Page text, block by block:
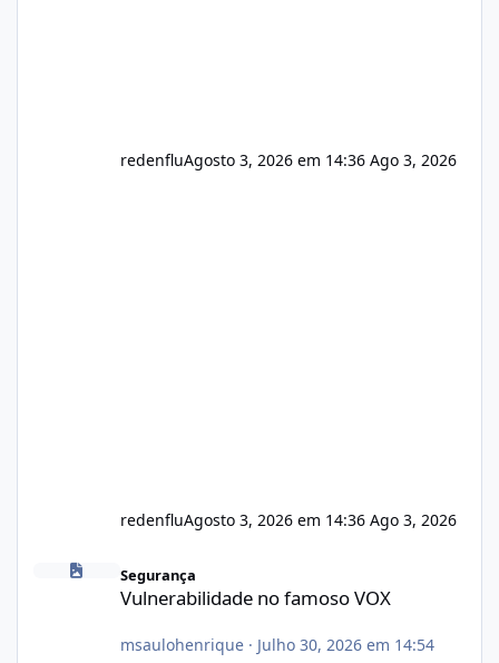
redenfluAgosto 3, 2026 em 14:36 Ago 3, 2026
redenfluAgosto 3, 2026 em 14:36 Ago 3, 2026
Vulnerabilidade no famoso VOX
Segurança
Vulnerabilidade no famoso VOX
msaulohenrique· Julho 30, 2026 em 14:54